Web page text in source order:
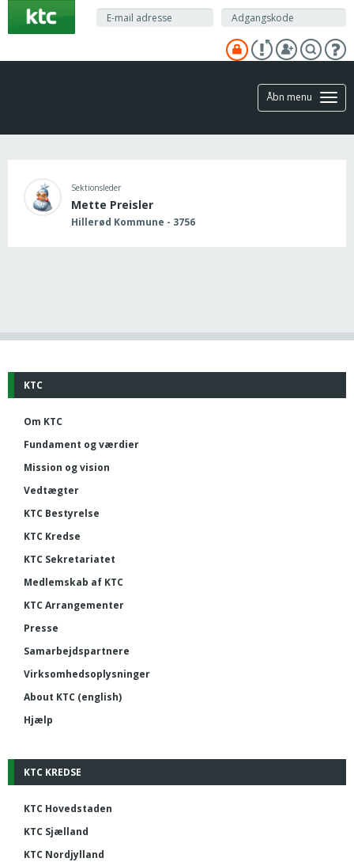
hovedindhold
Åbn menu
Sektionsleder
Mette Preisler
Hillerød Kommune - 3756
KTC
Om KTC
Fundament og værdier
Mission og vision
Vedtægter
KTC Bestyrelse
KTC Kredse
KTC Sekretariatet
Medlemskab af KTC
KTC Arrangementer
Presse
Samarbejdspartnere
Virksomhedsoplysninger
About KTC (english)
Hjælp
KTC KREDSE
KTC Hovedstaden
KTC Sjælland
KTC Nordjylland